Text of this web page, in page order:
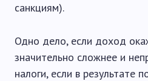
санкциям).
Одно дело, если доход
значительно сложнее и
налоги, если в результате